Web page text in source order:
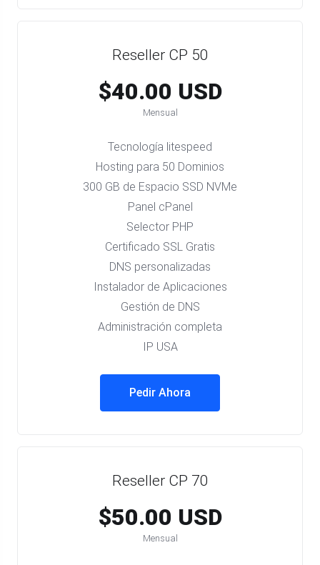
Reseller CP 50
$40.00 USD
Mensual
Tecnología litespeed
Hosting para 50 Dominios
300 GB de Espacio SSD NVMe
Panel cPanel
Selector PHP
Certificado SSL Gratis
DNS personalizadas
Instalador de Aplicaciones
Gestión de DNS
Administración completa
IP USA
Pedir Ahora
Reseller CP 70
$50.00 USD
Mensual